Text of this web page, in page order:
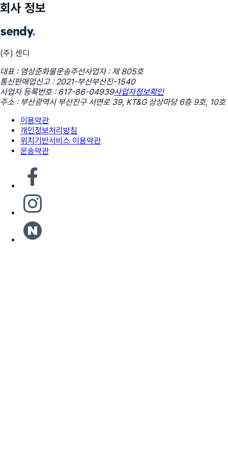
회사 정보
(주) 센디
대표 : 염상준화물운송주선사업자 : 제 805호
통신판매업신고 : 2021-부산부산진-1540
사업자 등록번호 : 617-86-04939사업자정보확인
주소 : 부산광역시 부산진구 서면로 39, KT&G 상상마당 6층 9호, 10호
이용약관
개인정보처리방침
위치기반서비스 이용약관
운송약관